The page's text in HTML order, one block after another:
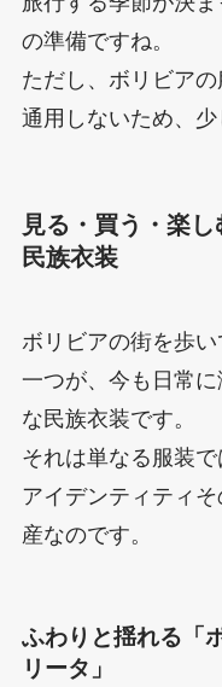
の準備ですね。
ただし、ボリビア
通用しないため、少
見る・買う・楽
民族衣装
ボリビアの街を歩
一つが、今も日常
な民族衣装です。
それは単なる服装で
アイデンティティ
産なのです。
ふわりと揺れる「
リータ」